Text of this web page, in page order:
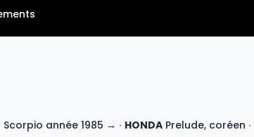
Scorpio année 1985 → ∙ HONDA Prelude, coréen ∙